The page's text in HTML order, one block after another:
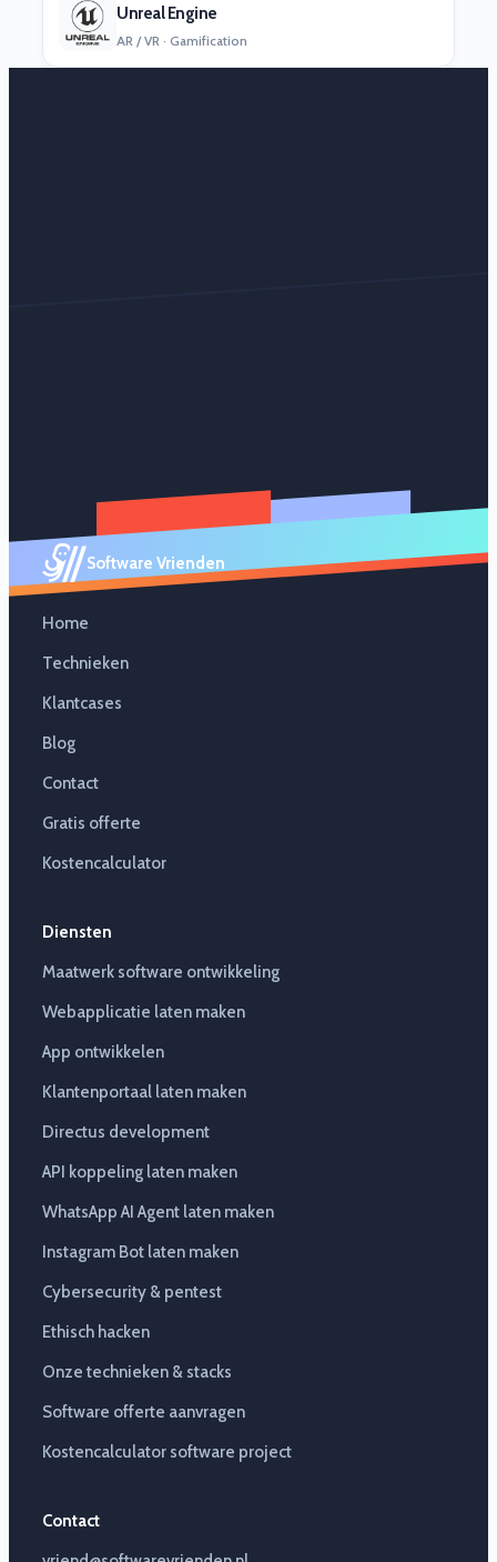
Unreal Engine
AR / VR · Gamification
Software Vrienden
Home
Technieken
Klantcases
Blog
Contact
Gratis offerte
Kostencalculator
Diensten
Maatwerk software ontwikkeling
Webapplicatie laten maken
App ontwikkelen
Klantenportaal laten maken
Directus development
API koppeling laten maken
WhatsApp AI Agent laten maken
Instagram Bot laten maken
Cybersecurity & pentest
Ethisch hacken
Onze technieken & stacks
Software offerte aanvragen
Kostencalculator software project
Contact